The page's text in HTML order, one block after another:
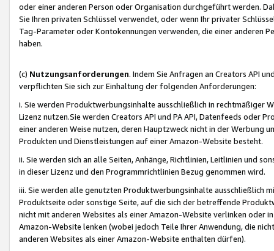
oder einer anderen Person oder Organisation durchgeführt werden.
Sie Ihren privaten Schlüssel verwendet, oder wenn Ihr privater
Tag-Parameter oder Kontokennungen verwenden, die einer anderen
haben.
(c) Nutzungsanforderungen. Indem Sie Anfragen an Creators API
verpflichten Sie sich zur Einhaltung der folgenden Anforderungen:
i. Sie werden Produktwerbungsinhalte ausschließlich in rechtmäßiger
Lizenz nutzen.Sie werden Creators API und PA API, Datenfeeds oder
einer anderen Weise nutzen, deren Hauptzweck nicht in der Werbung
Produkten und Dienstleistungen auf einer Amazon-Website besteht.
ii. Sie werden sich an alle Seiten, Anhänge, Richtlinien, Leitlinien und
in dieser Lizenz und den Programmrichtlinien Bezug genommen wird.
iii. Sie werden alle genutzten Produktwerbungsinhalte ausschließlich
Produktseite oder sonstige Seite, auf die sich der betreffende
nicht mit anderen Websites als einer Amazon-Website verlinken oder
Amazon-Website lenken (wobei jedoch Teile Ihrer Anwendung, die
anderen Websites als einer Amazon-Website enthalten dürfen).